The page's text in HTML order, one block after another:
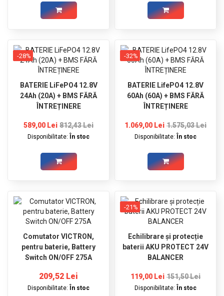
-28%
BATERIE LiFePO4 12.8V
24Ah (20A) + BMS FĂRĂ
ÎNTREȚINERE
589,00 Lei 812,43 Lei
Disponibilitate: În stoc
-32%
BATERIE LifePO4 12.8V
60Ah (60A) + BMS FĂRĂ
ÎNTREȚINERE
1.069,00 Lei 1.575,03 Lei
Disponibilitate: În stoc
Comutator VICTRON,
pentru baterie, Battery
Switch ON/OFF 275A
209,52 Lei
Disponibilitate: În stoc
-21%
Echilibrare și protecție
baterii AKU PROTECT 24V
BALANCER
119,00 Lei 151,50 Lei
Disponibilitate: În stoc